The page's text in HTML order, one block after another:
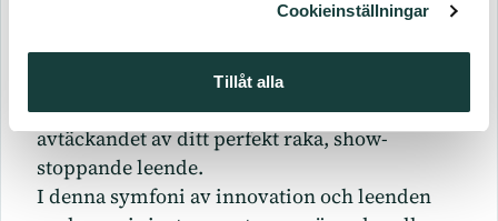
Cookieinställningar
Tillåt alla
manuset för din tandvårdsaga. Med varje
teknologisk framsteg tar berättelsen oväntade
vändningar och håller dig på helspänn, ivrigt
väntande på den storslagna finalen -
avtäckandet av ditt perfekt raka, show-
stoppande leende.
I denna symfoni av innovation och leenden